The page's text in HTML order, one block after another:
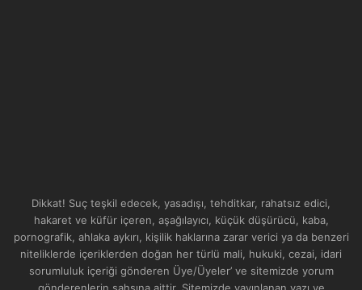
Dikkat! Suç teşkil edecek, yasadışı, tehditkar, rahatsız edici,
hakaret ve küfür içeren, aşağılayıcı, küçük düşürücü, kaba,
pornografik, ahlaka aykırı, kişilik haklarına zarar verici ya da benzeri
niteliklerde içeriklerden doğan her türlü mali, hukuki, cezai, idari
sorumluluk içeriği gönderen Üye/Üyeler’ ve sitemizde yorum